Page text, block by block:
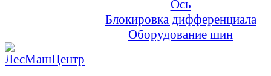
Ось
Блокировка дифференциала
Оборудование шин